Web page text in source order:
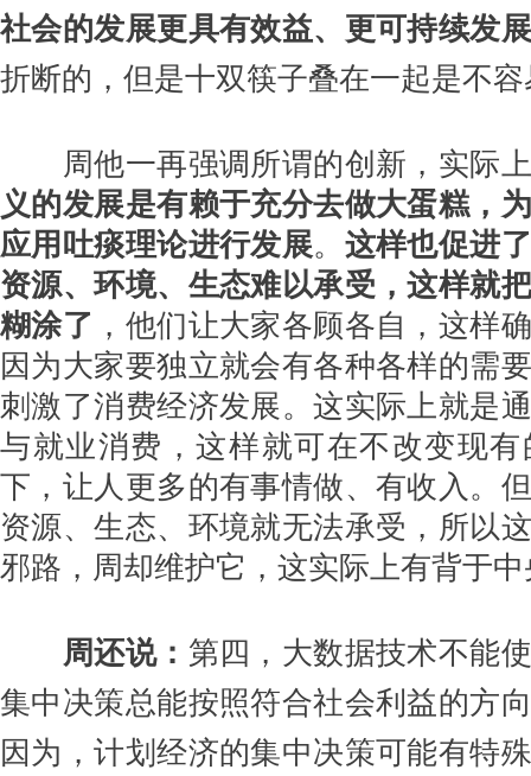
社会的发展更具有效益、更可持续发
折断的，但是十双筷子叠在一起是不
周他一再强调所谓的创新，实际
义的发展是有赖于充分去做大蛋糕，
应用吐痰理论进行发展。 这样也促进
资源、环境、生态难以承受，这样就
糊涂了 ，他们让大家各顾各自，这样
因为大家要独立就会有各种各样的需
刺激了消费经济发展。这实际上就是
与就业消费，这样就可在不改变现
下，让人更多的有事情做、有收入。
资源、生态、环境就无法承受，所以
邪路，周却维护它，这实际上有背于
周还说： 第四，大数据技术不能
集中决策总能按照符合社会利益的方
因为，计划经济的集中决策可能有特